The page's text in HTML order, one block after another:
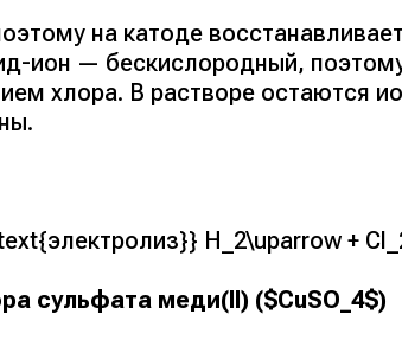
на катоде
ион — бескислородный,
хлора. В растворе остаются
H_2\uparrow +
сульфата меди(II) ($CuSO_4$)